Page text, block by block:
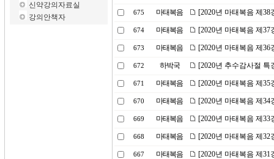
신약강의자료실
강의안책자
675 마태복음 [2020년 마태복음 제
674 마태복음 [2020년 마태복음 제
673 마태복음 [2020년 마태복음 제
672 하박국 [2020년 추수감사절
671 마태복음 [2020년 마태복음 제35
670 마태복음 [2020년 마태복음 제
669 마태복음 [2020년 마태복음 제
668 마태복음 [2020년 마태복음 제
667 마태복음 [2020년 마태복음 제